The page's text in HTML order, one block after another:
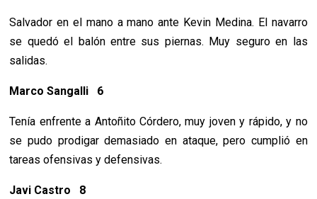
Salvador en el mano a mano ante Kevin Medina. El navarro
se quedó el balón entre sus piernas. Muy seguro en las
salidas.
Marco Sangalli 6
Tenía enfrente a Antoñito Córdero, muy joven y rápido, y no
se pudo prodigar demasiado en ataque, pero cumplió en
tareas ofensivas y defensivas.
Javi Castro 8